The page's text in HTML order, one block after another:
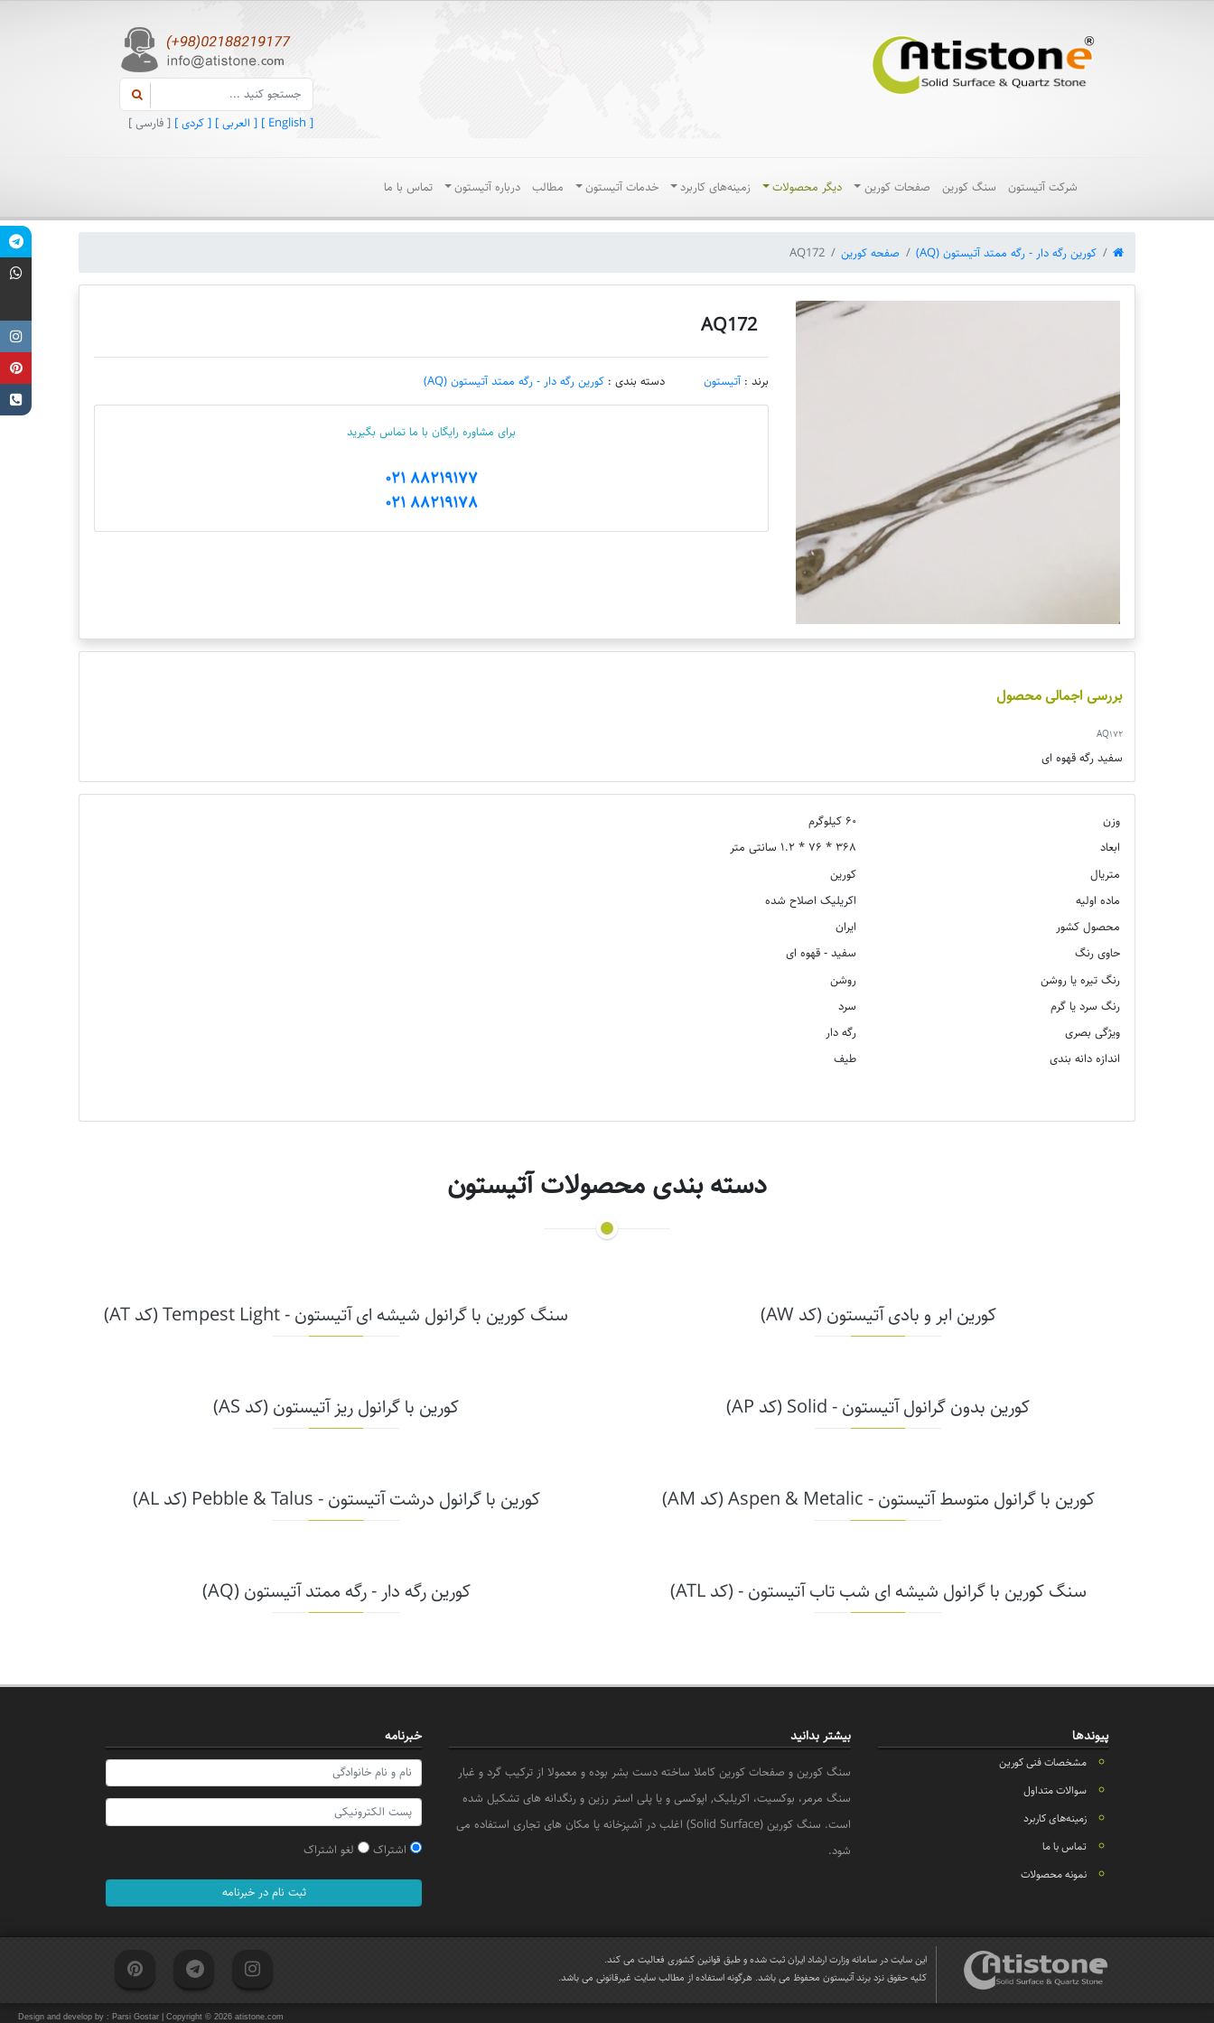
[ English ] [ العربی ][ کردی ][ فارسی ]
شرکت آتیستون سنگ کورین صفحات کورین دیگر محصولات زمینه‌های کاربرد خدمات آتیستون مطالب درباره آتیستون تماس با ما
کورین رگه دار - رگه ممتد آتیستون (AQ) صفحه کورین AQ172
AQ172
برند :آتیستون دسته بندی : کورین رگه دار - رگه ممتد آتیستون (AQ)
برای مشاوره رایگان با ما تماس بگیرید
88219177 021
88219178 021
بررسی اجمالی محصول
AQ172
سفید رگه قهوه ای
وزن
60 کیلوگرم
ابعاد
368 * 76 * 1.2 سانتی متر
متریال
کورین
ماده اولیه
اکریلیک اصلاح شده
محصول کشور
ایران
حاوی رنگ
سفید - قهوه ای
رنگ تیره یا روشن
روشن
رنگ سرد یا گرم
سرد
ویژگی بصری
رگه دار
اندازه دانه بندی
طیف
دسته بندی محصولات آتیستون
کورین ابر و بادی آتیستون (کد AW) سنگ کورین با گرانول شیشه ای آتیستون - Tempest Light (کد AT)
کورین بدون گرانول آتیستون - Solid (کد AP) کورین با گرانول ریز آتیستون (کد AS)
کورین با گرانول متوسط آتیستون - Aspen & Metalic (کد AM) کورین با گرانول درشت آتیستون - Pebble & Talus (کد AL)
سنگ کورین با گرانول شیشه ای شب تاب آتیستون - (کد ATL) کورین رگه دار - رگه ممتد آتیستون (AQ)
پیوندها
مشخصات فنی کورین
سوالات متداول
زمینه‌های کاربرد
تماس با ما
نمونه محصولات
بیشتر بدانید
سنگ کورین و صفحات کورین کاملا ساخته دست بشر بوده و معمولا از ترکیب گرد و غبار
سنگ مرمر، بوکسیت، اکریلیک, اپوکسی و یا پلی استر رزین و رنگدانه های تشکیل شده
است. سنگ کورین (Solid Surface) اغلب در آشپزخانه یا مکان های تجاری استفاده می
شود.
خبرنامه
اشتراک لغو اشتراک
ثبت نام در خبرنامه
این سایت در سامانه وزارت ارشاد ایران ثبت شده و طبق قوانین کشوری فعالیت می کند.
کلیه حقوق نزد برند آتیستون محفوظ می باشد. هرگونه استفاده از مطالب سایت غیرقانونی می باشد.
Design and develop by : Parsi Gostar | Copyright © 2026 atistone.com